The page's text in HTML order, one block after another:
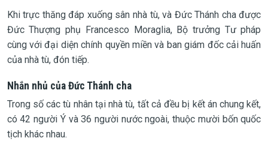
Khi trực thăng đáp xuống sân nhà tù, và Đức Thánh cha được
Đức Thượng phụ Francesco Moraglia, Bộ trưởng Tư pháp
cùng với đại diện chính quyền miền và ban giám đốc cải huấn
của nhà tù, đón tiếp.
Nhắn nhủ của Đức Thánh cha
Trong số các tù nhân tại nhà tù, tất cả đều bị kết án chung kết,
có 42 người Ý và 36 người nước ngoài, thuộc mười bốn quốc
tịch khác nhau.